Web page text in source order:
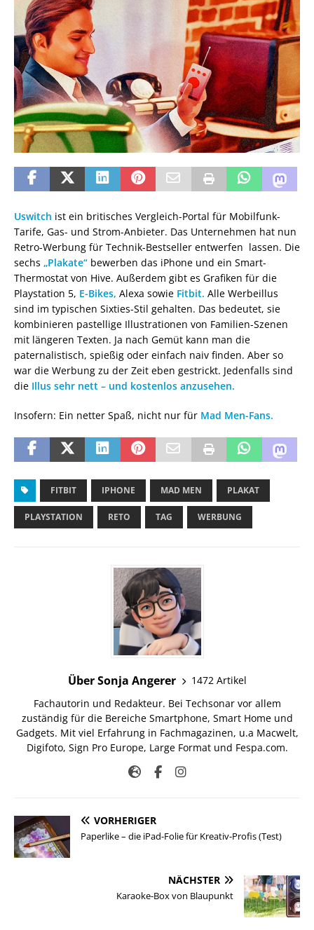
Uswitch ist ein britisches Vergleich-Portal für Mobilfunk-
Tarife, Gas- und Strom-Anbieter. Das Unternehmen hat nun
Retro-Werbung für Technik-Bestseller entwerfen lassen. Die
sechs „Plakate“ bewerben das iPhone und ein Smart-
Thermostat von Hive. Außerdem gibt es Grafiken für die
Playstation 5, E-Bikes, Alexa sowie Fitbit. Alle Werbeillus
sind im typischen Sixties-Stil gehalten. Das bedeutet, sie
kombinieren pastellige Illustrationen von Familien-Szenen
mit längeren Texten. Ja nach Gemüt kann man die
paternalistisch, spießig oder einfach naiv finden. Aber so
war die Werbung zu der Zeit eben gestrickt. Jedenfalls sind
die Illus sehr nett – und kostenlos anzusehen.
Insofern: Ein netter Spaß, nicht nur für Mad Men-Fans.
FITBIT IPHONE MAD MEN PLAKAT
PLAYSTATION RETO TAG WERBUNG
Über Sonja Angerer
1472 Artikel
Fachautorin und Redakteur. Bei Techsonar vor allem
zuständig für die Bereiche Smartphone, Smart Home und
Gadgets. Mit viel Erfahrung in Fachmagazinen, u.a Macwelt,
Digifoto, Sign Pro Europe, Large Format und Fespa.com.
VORHERIGER
Paperlike – die iPad-Folie für Kreativ-Profis (Test)
NÄCHSTER
Karaoke-Box von Blaupunkt